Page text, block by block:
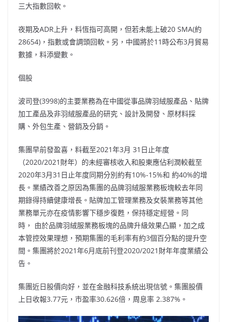
三大指數回軟。
夜期及ADR上升，料恆指可高開，但若未能上破20 SMA(約
28654)，指數或會調頭回軟。另，中國將於11時公布3月貿易
數據，料添變數。
個股
波司登(3998)的主要業務為在中國從事品牌羽絨服產品、貼牌
加工產品及非羽絨服產品的研究、設計及開發、原材料採
購、外包生產、營銷及分銷。
集團早前發盈喜，料截至2021年3月 31日止年度
（2020/2021財年）的未經審核收入和股東應佔利潤較截至
2020年3月31日止年度同期分別約有10%-15%和 約40%的增
長。業績改善之原因為集團的品牌羽絨服業務板塊較去年同
期錄得持續健康增長。貼牌加工管理業務及女裝業務等其他
業務單元亦在疫情影響下穩步復甦，保持穩定經營。同
時， 由於品牌羽絨服業務板塊的品牌升級效果凸顯，加之成
本管控效果理想，預期集團的毛利率有約3個百分點的提升空
間。集團將於2021年6月底前刊登2020/2021財年年度業績公
告。
集團近日股價向好，並在金融科技系統出現信號。集團股價
上日收報3.77元，市盈率30.626倍，周息率 2.387%。